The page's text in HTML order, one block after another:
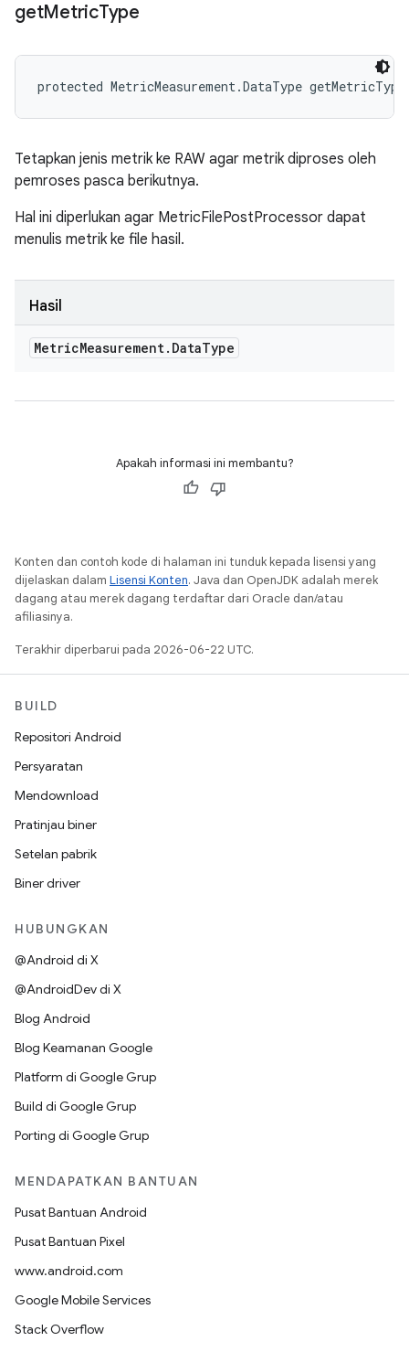
getMetricType
protected MetricMeasurement.DataType
Tetapkan jenis metrik ke RAW agar metrik diproses oleh
pemroses pasca berikutnya.
Hal ini diperlukan agar MetricFilePostProcessor dapat
menulis metrik ke file hasil.
Hasil
MetricMeasurement. DataType
Apakah informasi ini membantu?
Konten dan contoh kode di halaman ini tunduk kepada lisensi yang
dijelaskan dalam Lisensi Konten. Java dan OpenJDK adalah merek
dagang atau merek dagang terdaftar dari Oracle dan/atau
afiliasinya.
Terakhir diperbarui pada 2026-06-22 UTC.
BUILD
Repositori Android
Persyaratan
Mendownload
Pratinjau biner
Setelan pabrik
Biner driver
HUBUNGKAN
@Android di X
@AndroidDev di X
Blog Android
Blog Keamanan Google
Platform di Google Grup
Build di Google Grup
Porting di Google Grup
MENDAPATKAN BANTUAN
Pusat Bantuan Android
Pusat Bantuan Pixel
www.android.com
Google Mobile Services
Stack Overflow